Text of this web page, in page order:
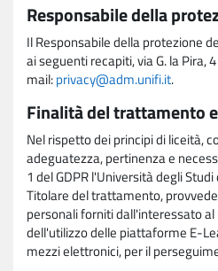
Responsabile della
Il Responsabile della protezione
ai seguenti recapiti, via G. la Pira,
mail:privacy@adm.unifi.it.
Finalità del trattamento
Nel rispetto dei principi di liceità,
adeguatezza, pertinenza e
1 del GDPR l'Università degli
Titolare del trattamento,
personali forniti dall'interessato
dell'utilizzo delle piattaforme E-
mezzi elettronici, per il